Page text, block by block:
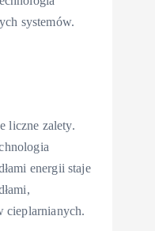
systemów.
liczne zalety.
energii staje
cieplarnianych.